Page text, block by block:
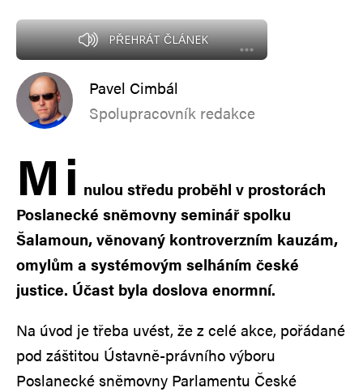
PŘEHRÁT ČLÁNEK
Pavel Cimbál
Spolupracovník redakce
Mi nulou středu proběhl v prostorách
Poslanecké sněmovny seminář spolku
Šalamoun, věnovaný kontroverzním kauzám,
omylům a systémovým selháním české
justice. Účast byla doslova enormní.
Na úvod je třeba uvést, že z celé akce, pořádané
pod záštitou Ústavně-právního výboru
Poslanecké sněmovny Parlamentu České